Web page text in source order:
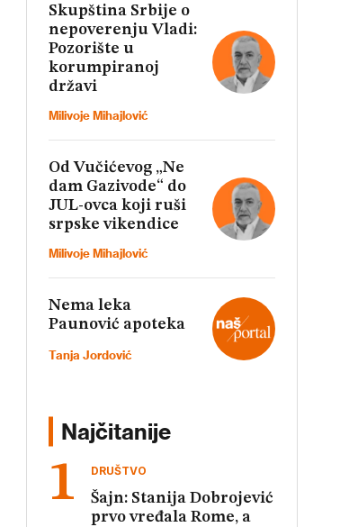
Skupština Srbije o
nepoverenju Vladi:
Pozorište u
korumpiranoj
državi
Milivoje Mihajlović
Od Vučićevog „Ne
dam Gazivode“ do
JUL-ovca koji ruši
srpske vikendice
Milivoje Mihajlović
Nema leka
Paunović apoteka
Tanja Jordović
Najčitanije
DRUŠTVO
Šajn: Stanija Dobrojević
prvo vređala Rome, a